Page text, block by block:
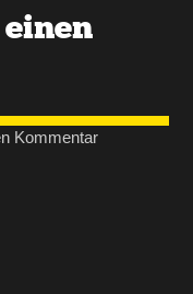
Kommentar